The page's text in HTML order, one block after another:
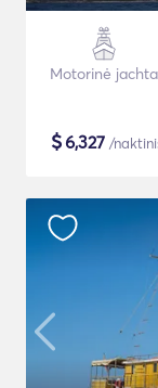
Motorinė jachta
$6,327 /